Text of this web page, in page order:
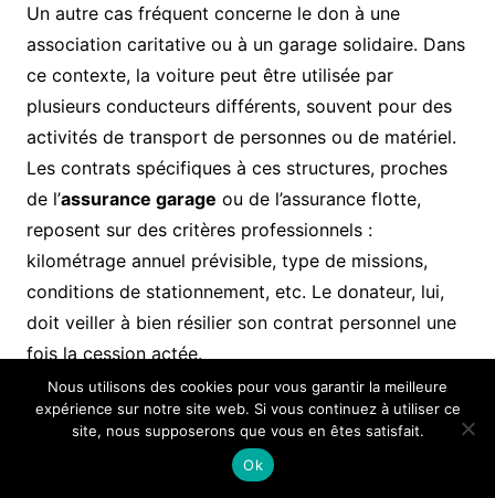
Un autre cas fréquent concerne le don à une
association caritative ou à un garage solidaire. Dans
ce contexte, la voiture peut être utilisée par
plusieurs conducteurs différents, souvent pour des
activités de transport de personnes ou de matériel.
Les contrats spécifiques à ces structures, proches
de l’assurance garage ou de l’assurance flotte,
reposent sur des critères professionnels :
kilométrage annuel prévisible, type de missions,
conditions de stationnement, etc. Le donateur, lui,
doit veiller à bien résilier son contrat personnel une
fois la cession actée.
Véhicules atypiques, enchères,
remorques : quand le don bouscule
Nous utilisons des cookies pour vous garantir la meilleure
expérience sur notre site web. Si vous continuez à utiliser ce
site, nous supposerons que vous en êtes satisfait.
Ok